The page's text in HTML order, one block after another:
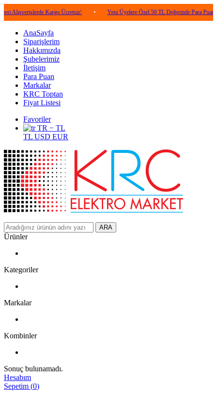
Kargo Ücretsiz! • Yeni Üyelere Özel 50 TL Değerinde Para Puan! •
AnaSayfa
Siparişlerim
Hakkımızda
Şubelerimiz
İletişim
Para Puan
Markalar
KRC Toptan
Fiyat Listesi
Favoriler
TR − TL
TL USD EUR
ARA
Ürünler
Kategoriler
Markalar
Kombinler
Sonuç bulunamadı.
Hesabım
Sepetim (0)